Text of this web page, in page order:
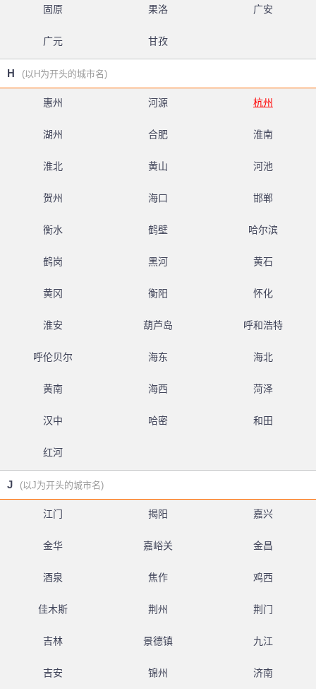
固原 果洛 广安
广元 甘孜
H (以H为开头的城市名)
惠州 河源 杭州
湖州 合肥 淮南
淮北 黄山 河池
贺州 海口 邯郸
衡水 鹤壁 哈尔滨
鹤岗 黑河 黄石
黄冈 衡阳 怀化
淮安 葫芦岛 呼和浩特
呼伦贝尔 海东 海北
黄南 海西 菏泽
汉中 哈密 和田
红河
J (以J为开头的城市名)
江门 揭阳 嘉兴
金华 嘉峪关 金昌
酒泉 焦作 鸡西
佳木斯 荆州 荆门
吉林 景德镇 九江
吉安 锦州 济南